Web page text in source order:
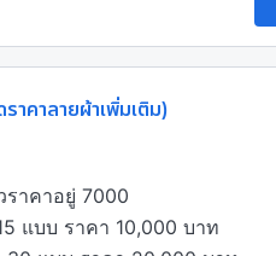
คาลายผ้าเพิ่มเติม)
าคาอยู่ 7000
แบบ ราคา 10,000 บาท